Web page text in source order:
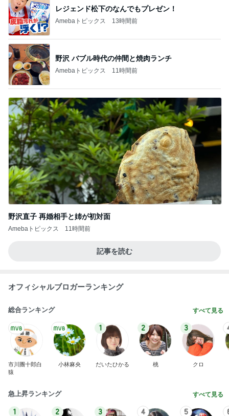
レジェンド松下のなんでもプレゼン！
Amebaトピックス 13時間前
野沢 バブル時代の仲間と焼肉ランチ
Amebaトピックス 11時間前
野沢直子 再婚相手と姉が初対面
Amebaトピックス 11時間前
記事を読む
オフィシャルブロガーランキング
総合ランキング すべて見る
市川團十郎白
猿
小林麻央
1
だいたひかる
2
桃
3
クロ
急上昇ランキング すべて見る
1 2 3 4 5